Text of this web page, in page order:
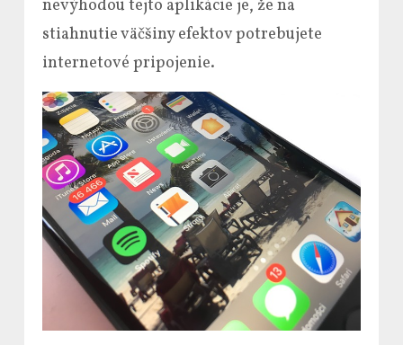
nevýhodou tejto aplikácie je, že na
stiahnutie väčšiny efektov potrebujete
internetové pripojenie.